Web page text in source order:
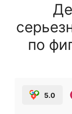
по
5.0